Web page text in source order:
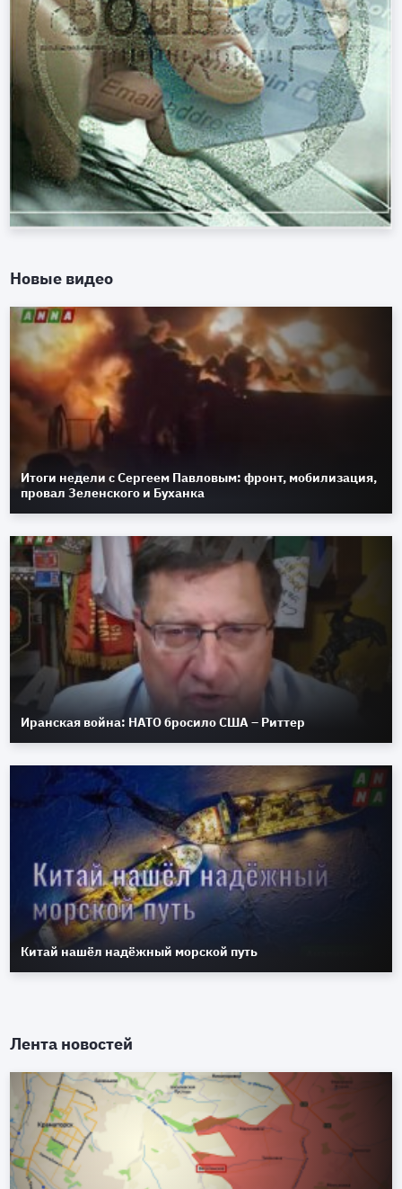
Новые видео
Итоги недели с Сергеем Павловым: фронт, мобилизация,
провал Зеленского и Буханка
Иранская война: НАТО бросило США – Риттер
Китай нашёл надёжный морской путь
Лента новостей